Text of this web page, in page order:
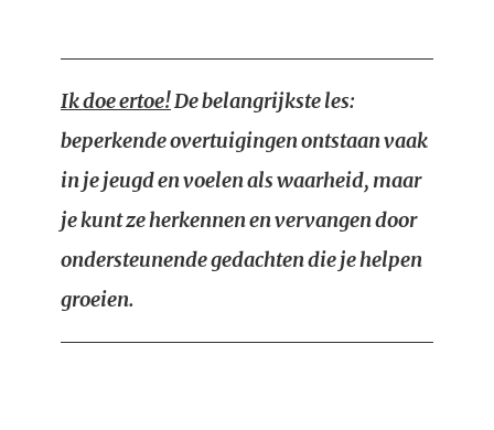
Ik doe ertoe!De belangrijkste les:
beperkende overtuigingen ontstaan vaak
in je jeugd en voelen als waarheid, maar
je kunt ze herkennen en vervangen door
ondersteunende gedachten die je helpen
groeien.